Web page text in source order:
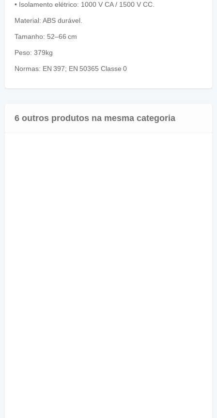
• Isolamento elétrico: 1000 V CA / 1500 V CC.
Material: ABS durável.
Tamanho: 52–66 cm
Peso: 379kg
Normas: EN 397; EN 50365 Classe 0
6 outros produtos na mesma categoria